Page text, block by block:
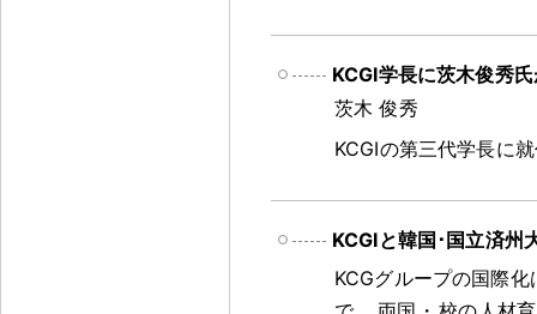
KCGI学長に茨木俊秀
茨木 俊秀
KCGIの第三代学長に
KCGIと韓国･国立済
KCGグループの国際